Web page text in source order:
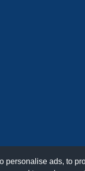
personalise ads, to